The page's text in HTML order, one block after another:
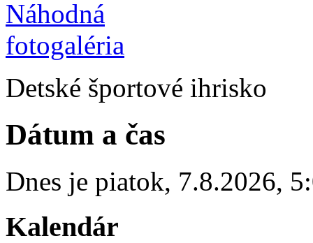
Detské športové ihrisko
Dátum a čas
Dnes je piatok, 7.8.2026,
Kalendár